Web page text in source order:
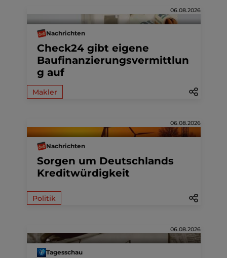
06.08.2026
Nachrichten
Check24 gibt eigene
Baufinanzierungsvermittlun
g auf
Makler
06.08.2026
Nachrichten
Sorgen um Deutschlands
Kreditwürdigkeit
Politik
06.08.2026
Tagesschau